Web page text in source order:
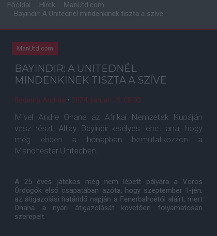
Főoldal Hírek
ManUtd.com
Bayindir: A Unitednél mindenkinek tiszta a szíve
ManUtd.com
BAYINDIR: A UNITEDNÉL
MINDENKINEK TISZTA A SZÍVE
Bederna András • 2024. január. 19. 08:00
Mivel Andre Onana az Afrikai Nemzetek Kupáján
vesz részt, Altay Bayindir esélyes lehet arra, hogy
még ebben a hónapban bemutatkozzon a
Manchester Unitedben.
A 25 éves játékos még nem lépett pályára a Vörös
Ördögök első csapatában azóta, hogy szeptember 1-jén,
az átigazolási határidő napján a Fenerbahcétól aláírt, mert
Onana a nyári átigazolását követően folyamatosan
szerepelt.